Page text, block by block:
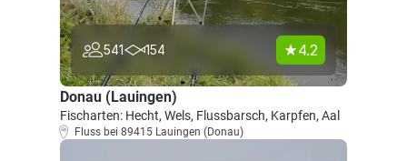
541 154 4.2
Donau (Lauingen)
Fischarten: Hecht, Wels, Flussbarsch, Karpfen, Aal
Fluss bei 89415 Lauingen (Donau)